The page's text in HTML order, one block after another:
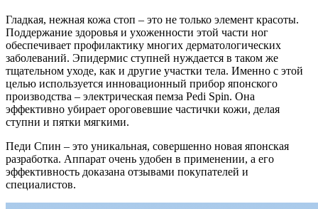
Гладкая, нежная кожа стоп – это не только элемент красоты.
Поддержание здоровья и ухоженности этой части ног
обеспечивает профилактику многих дерматологических
заболеваний. Эпидермис ступней нуждается в таком же
тщательном уходе, как и другие участки тела. Именно с этой
целью используется инновационный прибор японского
производства – электрическая пемза Pedi Spin. Она
эффективно убирает ороговевшие частички кожи, делая
ступни и пятки мягкими.
Педи Спин – это уникальная, совершенно новая японская
разработка. Аппарат очень удобен в применении, а его
эффективность доказана отзывами покупателей и
специалистов.